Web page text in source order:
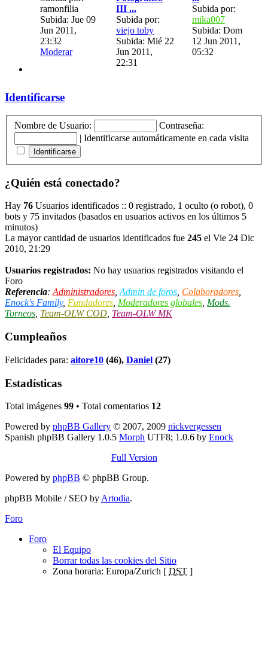
ramonfilia
Subida: Jue 09
Jun 2011,
23:32
Moderar
III ...
Subida por:
viejo toby
Subida: Mié 22
Jun 2011,
22:31
Subida por:
mika007
Subida: Dom
12 Jun 2011,
05:32
Identificarse
Nombre de Usuario:
Contraseña:
| Identificarse automáticamente en cada visita
¿Quién está conectado?
Hay 76 Usuarios identificados :: 0 registrado, 1 oculto (o robot), 0
bots y 75 invitados (basados en usuarios activos en los últimos 5
minutos)
La mayor cantidad de usuarios identificados fue 245 el Vie 24 Dic
2010, 21:29
Usuarios registrados: No hay usuarios registrados visitando el
Foro
Referencia: Administradores Admin de foros Colaboradores
Enock's Family, Fundadores Moderadores globales Mods.
Torneos Team-OLW COD Team-OLW MK
Cumpleaños
Felicidades para: aitore10 (46), Daniel (27)
Estadísticas
Total imágenes 99 • Total comentarios 12
Powered by phpBB Gallery © 2007, 2009 nickvergessen
Spanish phpBB Gallery 1.0.5 Morph UTF8; 1.0.6 by Enock
Full Version
Powered by phpBB © phpBB Group.
phpBB Mobile / SEO by Artodia.
Foro
Foro
El Equipo
Borrar todas las cookies del Sitio
Zona horaria: Europa/Zurich [ DST ]